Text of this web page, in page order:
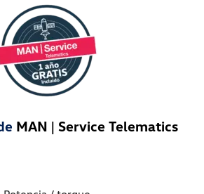
MAN | Service Telematics